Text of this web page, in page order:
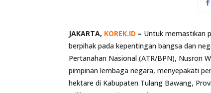
JAKARTA, KOREK.ID – Untuk memastikan
berpihak pada kepentingan bangsa dan
Pertanahan Nasional (ATR/BPN), Nusron
pimpinan lembaga negara, menyepakati
hektare di Kabupaten Tulang Bawang,